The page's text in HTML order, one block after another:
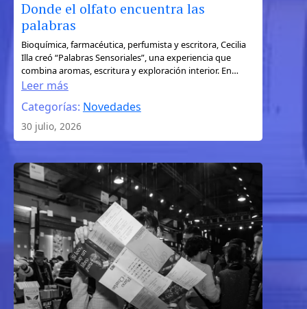
Donde el olfato encuentra las
palabras
Bioquímica, farmacéutica, perfumista y escritora, Cecilia
Illa creó “Palabras Sensoriales”, una experiencia que
combina aromas, escritura y exploración interior. En…
Leer más
:
Donde
el
olfato
encuentra
las
palabras
Categorías: Novedades
30 julio, 2026